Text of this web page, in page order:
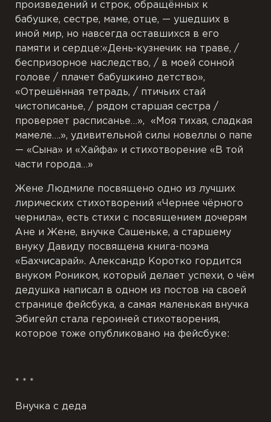
произведений и строк, обращённых к
бабушке, сестре, маме, отце, — ушедших в
иной мир, но навсегда оставшихся в его
памяти и сердце:«День-кузнечик на траве, /
беспризорное наследство, / в моей сонной
голове / плачет бабушкино детство»,
«Отрешённая тетрадь, / птичьих стай
чистописанье, / рядом старшая сестра /
проверяет расписанье…», «Моя тихая, сладкая
мамеле….», удивительной силы новеллы о папе
— «Сына» и «Хайфа» и стихотворение «В той
части города…»
Жене Людмиле посвящено одно из лучших
лирических стихотворений «Чернее чёрного
чернила», есть стихи с посвящением дочерям
Ане и Жене, внучке Сашеньке, а старшему
внуку Давиду посвящена книга-поэма
«Бахчисарай». Александр Коротко гордится
внуком Роником, который делает успехи, о чём
дедушка написал в одном из постов на своей
странице фейсбука, а самая маленькая внучка
Эбигейл стала героиней стихотворения,
которое тоже опубликовано на фейсбуке:
* * *
Внучка с деда